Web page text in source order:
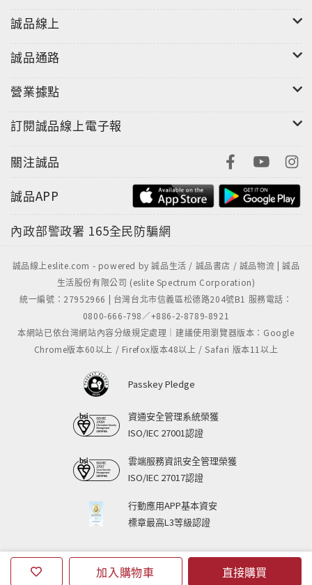
加入購物車 直接購買
的先期工作，六位作者在駐村過程中發想出「禮物」的
創作主題，將漫畫作為禮物送給對方。
誠品線上
誠品通路
營業據點
訂閱誠品線上電子報
關注誠品
誠品APP
內政部警政署 165全民防騙網
誠品線上eslite.com - powered by 誠品生活 / 誠品書店 / 誠品物流 | 誠品
生活股份有限公司 (eslite Spectrum Corporation)
統一編號：27952966 | 台灣台北市信義區松德路204號B1 服務電話：
0800-666-798／+886-2-8789-8921
本網站已依台灣網站內容分級規定處理｜建議使用瀏覽器版本：Google
Chrome版本60以上 / Firefox版本48以上 / Safari 版本11以上
Passkey Pledge
資通安全管理系統榮獲
ISO/IEC 27001認證
雲端服務資訊安全管理榮獲
ISO/IEC 27017認證
行動應用APP基本資安
標章最高L3等級認證